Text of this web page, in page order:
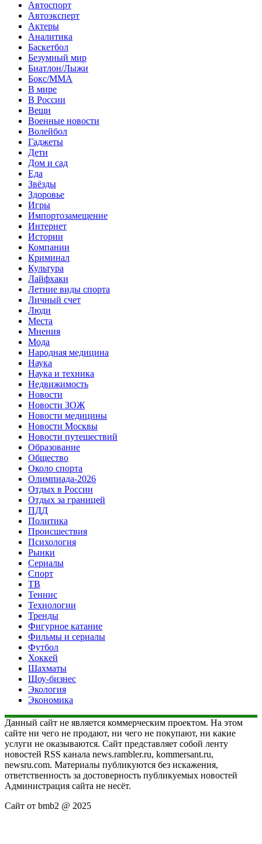
Автоспорт
Автоэксперт
Актеры
Аналитика
Баскетбол
Безумный мир
Биатлон/Лыжи
Бокс/MMA
В мире
В России
Вещи
Военные новости
Волейбол
Гаджеты
Дети
Дом и сад
Еда
Звёзды
Здоровье
Игры
Импортозамещение
Интернет
Истории
Компании
Криминал
Культура
Лайфхаки
Летние виды спорта
Личный счет
Люди
Места
Мнения
Мода
Народная медицина
Наука
Наука и техника
Недвижимость
Новости
Новости ЗОЖ
Новости медицины
Новости Москвы
Новости путешествий
Образование
Общество
Около спорта
Олимпиада-2026
Отдых в России
Отдых за границей
ПДД
Политика
Происшествия
Психология
Рынки
Сериалы
Спорт
ТВ
Теннис
Технологии
Тренды
Фигурное катание
Фильмы и сериалы
Футбол
Хоккей
Шахматы
Шоу-бизнес
Экология
Экономика
Данный сайт не является коммерческим проектом. На этом
сайте ни чего не продают, ни чего не покупают, ни какие
услуги не оказываются. Сайт представляет собой ленту
новостей RSS канала news.rambler.ru, kommersant.ru,
newsru.com. Материалы публикуются без искажения,
ответственность за достоверность публикуемых новостей
Администрация сайта не несёт.
Сайт от bmb2 @ 2025